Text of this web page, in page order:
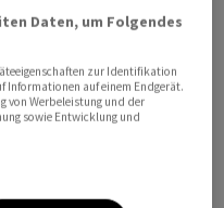
felsigen Boden dort
Bank daher unter
zwischen Cape
Daten, um Folgendes
zur Identifikation
Informationen auf einem Endgerät.
von Werbeleistung und der
sowie Entwicklung und